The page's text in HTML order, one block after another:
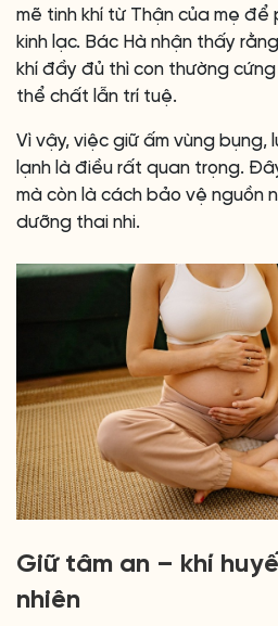
mẽ tinh khí từ Thận của mẹ
kinh lạc. Bác Hà nhận thấy
khí đầy đủ thì con thường
thể chất lẫn trí tuệ.
Vì vậy, việc giữ ấm vùng bụng,
lạnh là điều rất quan trọng.
mà còn là cách bảo vệ nguồn
dưỡng thai nhi.
Giữ tâm an – khí
nhiên